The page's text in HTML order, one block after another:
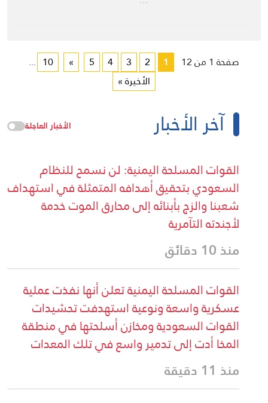
2
3
4
10
...
اليمنية: لن نسمح للنظام
أهدافه المتمثلة في استهداف
إلى محارق الموت خدمة
اليمنية تعلن أنها نفذت عملية
ونوعية استهدفت تحشيدات
ومخازن أسلحتها في منطقة
تدمير واسع في تلك المعدات